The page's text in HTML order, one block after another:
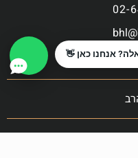
02-
אנחנו כאן 👋